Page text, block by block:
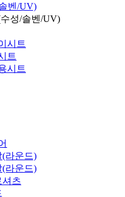
벤/UV)
성/솔벤/UV)
시트
트
시트
(라운드)
(라운드)
셔츠